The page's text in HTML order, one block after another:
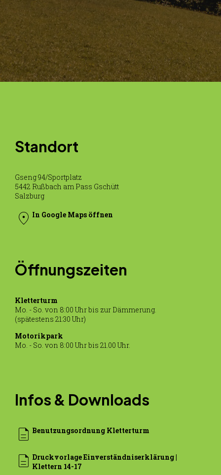
Standort
Gseng 94/Sportplatz
5442 Rußbach am Pass Gschütt
Salzburg
location_on In Google Maps öffnen
Öffnungszeiten
Kletterturm
Mo. - So. von 8:00 Uhr bis zur Dämmerung.
(spätestens 21:30 Uhr)
Motorikpark
Mo. - So. von 8:00 Uhr bis 21.00 Uhr.
Infos & Downloads
description Benutzungsordnung Kletterturm
description Druckvorlage Einverständniserklärung |
Klettern 14-17